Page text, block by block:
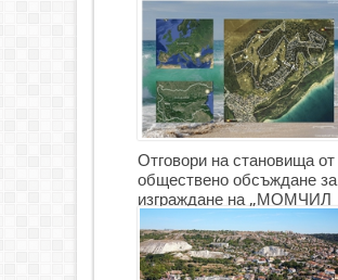
Отговори на становища от
обществено обсъждане за
изграждане на „МОМЧИЛ
ГОЛФ И ГОЛФ ИГРИЩЕ”